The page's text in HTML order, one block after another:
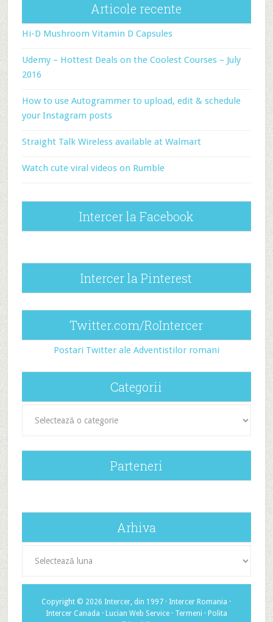
Articole recente
Hi-D Mushroom Vitamin D Capsules
Udemy – Hottest Deals on the Coolest Courses – July
2016
How to use Autogrammer to upload, edit & schedule
your Instagram posts
Straight Talk Wireless available at Walmart
Watch cute viral videos on Rumble
Intercer la Facebook
Intercer la Pinterest
Twitter.com/RoIntercer
Postari Twitter ale Adventistilor romani
Categorii
Parteneri
Arhiva
Copyright © 2026 Intercer, din 1997 · Intercer Romania ·
Intercer Canada · Lucian Web Service· Termeni · Polita